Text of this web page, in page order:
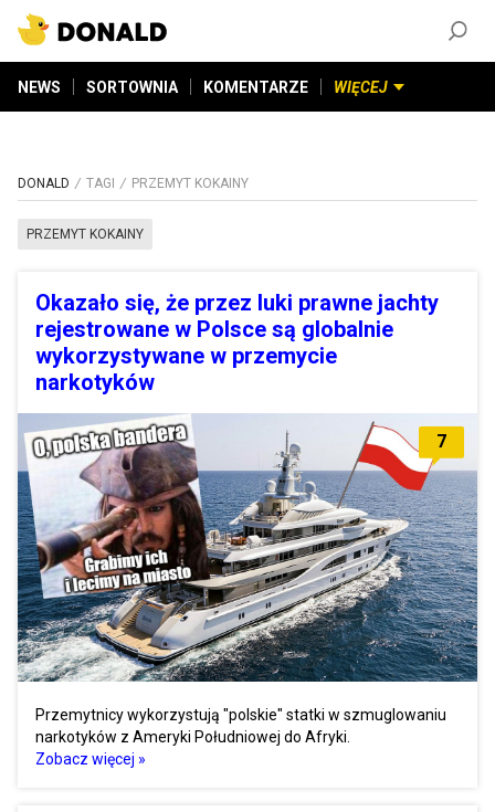
NEWS SORTOWNIA KOMENTARZE WIĘCEJ
DONALD TAGI PRZEMYT KOKAINY
PRZEMYT KOKAINY
Okazało się, że przez luki prawne jachty
rejestrowane w Polsce są globalnie
wykorzystywane w przemycie
narkotyków
7
Przemytnicy wykorzystują "polskie" statki w szmuglowaniu
narkotyków z Ameryki Południowej do Afryki.
Zobacz więcej »